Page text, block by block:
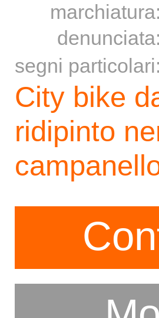
marchiatura:
denunciata:
segni particolari:
City bike
ridipinto